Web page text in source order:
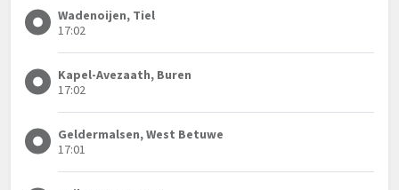
Wadenoijen, Tiel
17:02
Kapel-Avezaath, Buren
17:02
Geldermalsen, West Betuwe
17:01